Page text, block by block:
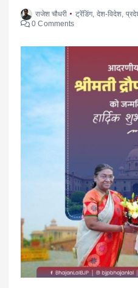
राजेश चौधरी ट्रेंडिंग, देश-विदेश
0 Comments